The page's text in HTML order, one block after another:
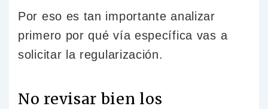
Por eso es tan importante analizar
primero por qué vía específica vas a
solicitar la regularización.
No revisar bien los